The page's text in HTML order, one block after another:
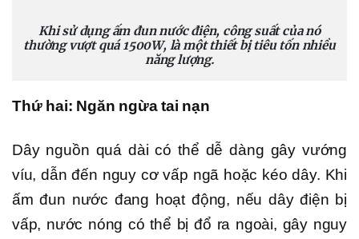
Khi sử dụng ấm đun nước điện, công suất của nó
thường vượt quá 1500W, là một thiết bị tiêu tốn nhiều
năng lượng.
Thứ hai: Ngăn ngừa tai nạn
Dây nguồn quá dài có thể dễ dàng gây vướng
víu, dẫn đến nguy cơ vấp ngã hoặc kéo dây. Khi
ấm đun nước đang hoạt động, nếu dây điện bị
vấp, nước nóng có thể bị đổ ra ngoài, gây nguy